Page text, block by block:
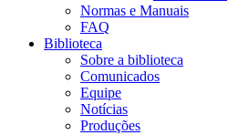
Normas e Manuais
FAQ
Biblioteca
Sobre a biblioteca
Comunicados
Equipe
Notícias
Produções